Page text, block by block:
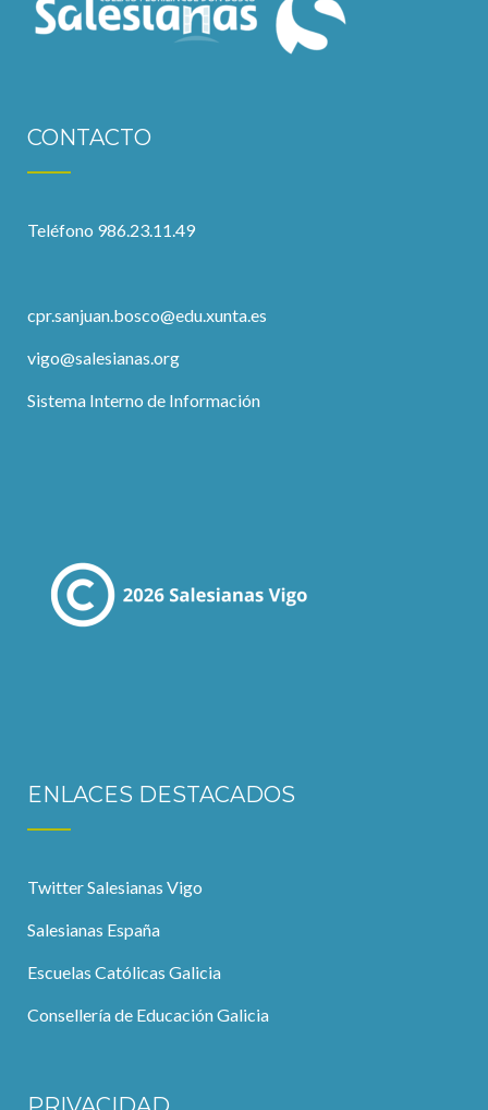
CONTACTO
Teléfono 986.23.11.49
cpr.sanjuan.bosco@edu.xunta.es
vigo@salesianas.org
Sistema Interno de Información
ENLACES DESTACADOS
Twitter Salesianas Vigo
Salesianas España
Escuelas Católicas Galicia
Consellería de Educación Galicia